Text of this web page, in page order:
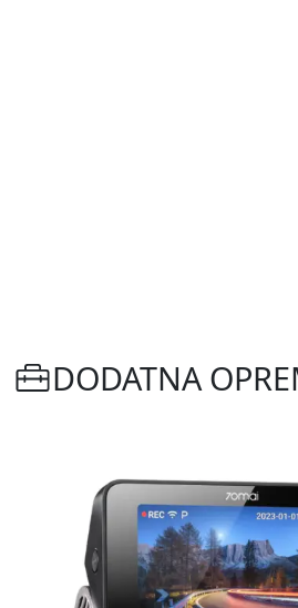
DODATNA